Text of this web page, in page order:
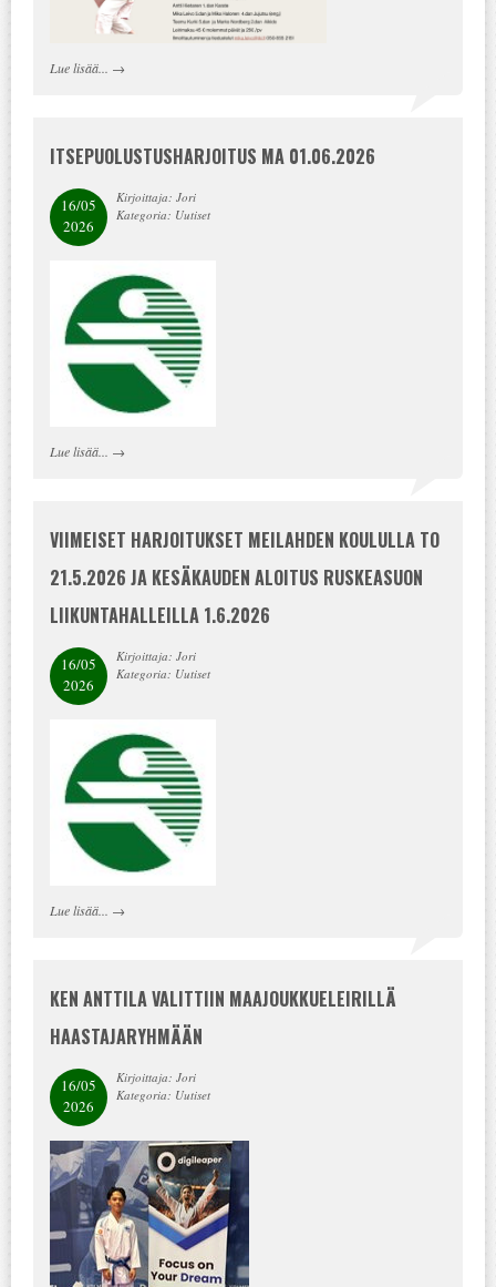
Lue lisää... →
ITSEPUOLUSTUSHARJOITUS MA 01.06.2026
16/05
2026
Kirjoittaja: Jori
Kategoria: Uutiset
Lue lisää... →
VIIMEISET HARJOITUKSET MEILAHDEN KOULULLA TO
21.5.2026 JA KESÄKAUDEN ALOITUS RUSKEASUON
LIIKUNTAHALLEILLA 1.6.2026
16/05
2026
Kirjoittaja: Jori
Kategoria: Uutiset
Lue lisää... →
KEN ANTTILA VALITTIIN MAAJOUKKUELEIRILLÄ
HAASTAJARYHMÄÄN
16/05
2026
Kirjoittaja: Jori
Kategoria: Uutiset